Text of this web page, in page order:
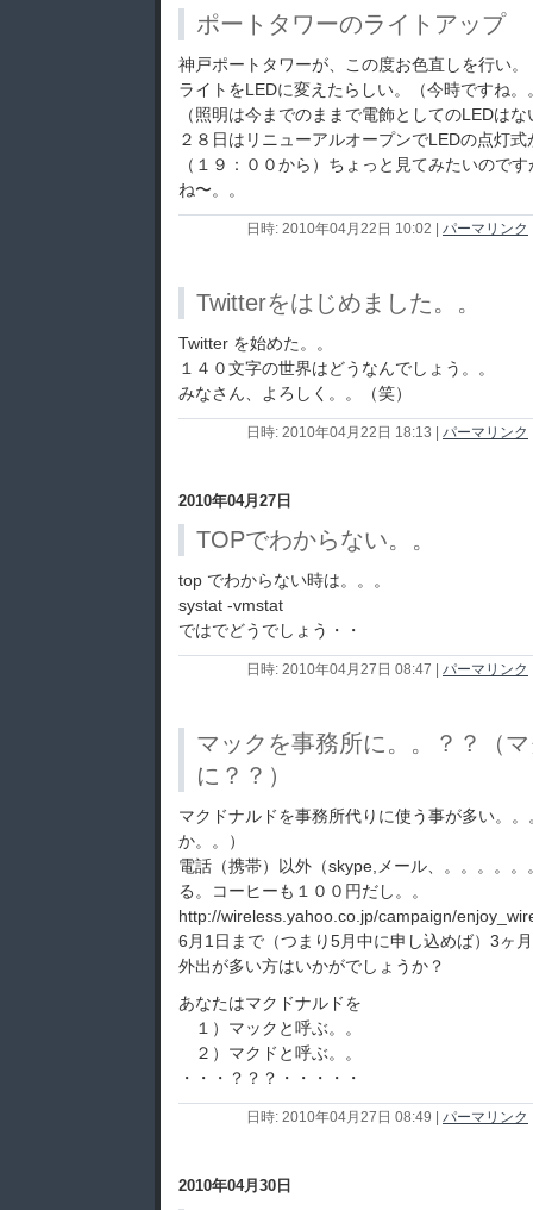
ポートタワーのライトアップ
神戸ポートタワーが、この度お色直しを行い。
ライトをLEDに変えたらしい。（今時ですね。
（照明は今までのままで電飾としてのLEDは
２８日はリニューアルオープンでLEDの点灯
（１９：００から）ちょっと見てみたいので
ね〜。。
日時: 2010年04月22日 10:02 パーマリンク
Twitterをはじめました。。
Twitter を始めた。。
１４０文字の世界はどうなんでしょう。。
みなさん、よろしく。。（笑）
日時: 2010年04月22日 18:13 パーマリンク
2010年04月27日
TOPでわからない。。
top でわからない時は。。。
systat -vmstat
ではでどうでしょう・・
日時: 2010年04月27日 08:47 パーマリンク
マックを事務所に。。？？（
に？？）
マクドナルドを事務所代りに使う事が多い。
か。。）
電話（携帯）以外（skype,メール、。。。。
る。コーヒーも１００円だし。。
http://wireless.yahoo.co.jp/campaign/
6月1日まで（つまり5月中に申し込めば）3ヶ
外出が多い方はいかがでしょうか？
あなたはマクドナルドを
１）マックと呼ぶ。。
２）マクドと呼ぶ。。
・・・？？？・・・・・
日時: 2010年04月27日 08:49 パーマリンク
2010年04月30日